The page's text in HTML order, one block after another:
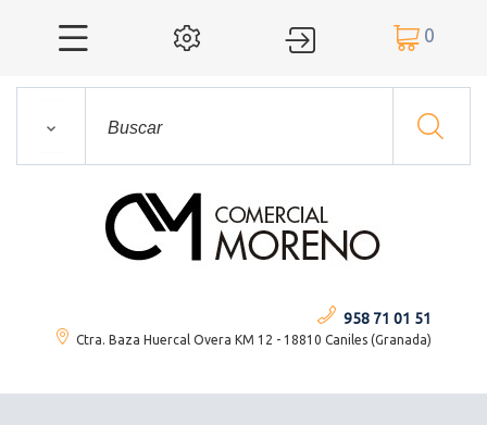
    0
958 71 01 51
Ctra. Baza Huercal Overa KM 12 - 18810 Caniles (Granada)